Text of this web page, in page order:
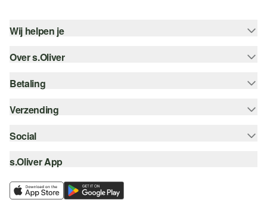
Wij helpen je
Help - FAQ
Maattabel
Top categorieën
Over s.Oliver
Nieuwsbrief
s.Oliver Card
Verlanglijstje
Duurzaamheid
Betaling
Koop op rekening
Creditcard
Klarna
Verzending
Track & Trace
Post NL
Social
instagram
facebook
s.Oliver App